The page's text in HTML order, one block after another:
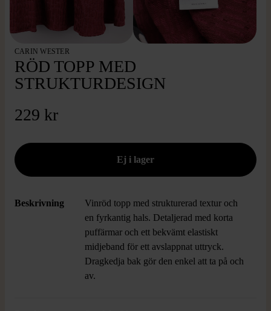
CARIN WESTER
RÖD TOPP MED
STRUKTURDESIGN
229 kr
Beskrivning
Vinröd topp med strukturerad textur och
en fyrkantig hals. Detaljerad med korta
puffärmar och ett bekvämt elastiskt
midjeband för ett avslappnat uttryck.
Dragkedja bak gör den enkel att ta på och
av.